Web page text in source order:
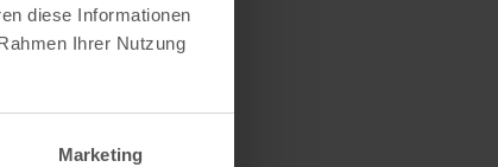
diese Informationen
Ihrer Nutzung
Marketing